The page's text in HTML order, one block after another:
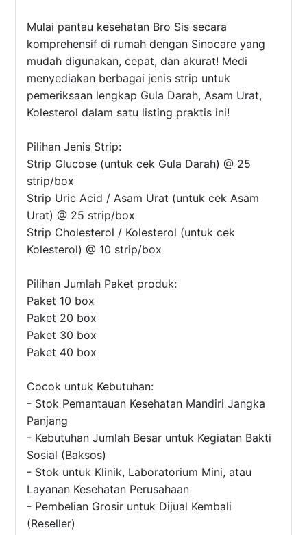
Mulai pantau kesehatan Bro Sis secara
komprehensif di rumah dengan Sinocare yang
mudah digunakan, cepat, dan akurat! Medi
menyediakan berbagai jenis strip untuk
pemeriksaan lengkap Gula Darah, Asam Urat,
Kolesterol dalam satu listing praktis ini!
Pilihan Jenis Strip:
Strip Glucose (untuk cek Gula Darah) @ 25
strip/box
Strip Uric Acid / Asam Urat (untuk cek Asam
Urat) @ 25 strip/box
Strip Cholesterol / Kolesterol (untuk cek
Kolesterol) @ 10 strip/box
Pilihan Jumlah Paket produk:
Paket 10 box
Paket 20 box
Paket 30 box
Paket 40 box
Cocok untuk Kebutuhan:
- Stok Pemantauan Kesehatan Mandiri Jangka
Panjang
- Kebutuhan Jumlah Besar untuk Kegiatan Bakti
Sosial (Baksos)
- Stok untuk Klinik, Laboratorium Mini, atau
Layanan Kesehatan Perusahaan
- Pembelian Grosir untuk Dijual Kembali
(Reseller)